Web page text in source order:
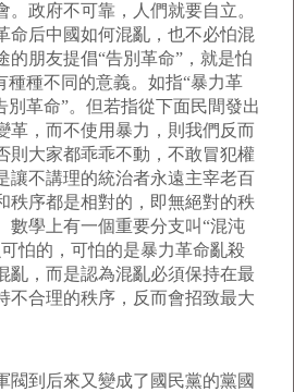
。政府不可靠，人們就要自立。
命后中國如何混亂，也不必怕混
的朋友提倡“告別革命”，就是怕
種種不同的意義。如指“暴力革
別革命”。但若指從下面民間發出
革，而不使用暴力，則我們反而
則大家都乖乖不動，不敢冒犯權
讓不講理的統治者永遠主宰老百
秩序都是相對的，即無絕對的秩
數學上有一個重要分支叫“混沌
怕的，可怕的是暴力革命亂殺
亂，而是認為混亂必須保持在最
不合理的秩序，反而會招致最大
到后來又變成了國民黨的黨國